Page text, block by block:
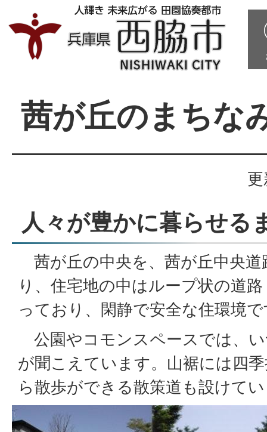
茜が丘のまちな
人々が豊かに暮らせる
茜が丘の中央を、茜が丘中央道
り、住宅地の中はループ状の道
っており、閑静で安全な住環境
公園やコモンスペースでは、
が聞こえています。山裾には四
ら散歩ができる散策道も設けて